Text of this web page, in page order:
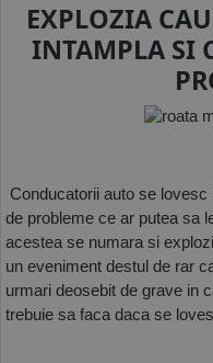
CAUTARE
BLOG
B2B -
CONT
CONTACT
EXPLOZIA
INTAMPLA SI
Conducatorii auto se
de probleme ce ar putea sa
acestea se numara si
un eveniment destul de rar
urmari deosebit de grave in
trebuie sa faca daca se